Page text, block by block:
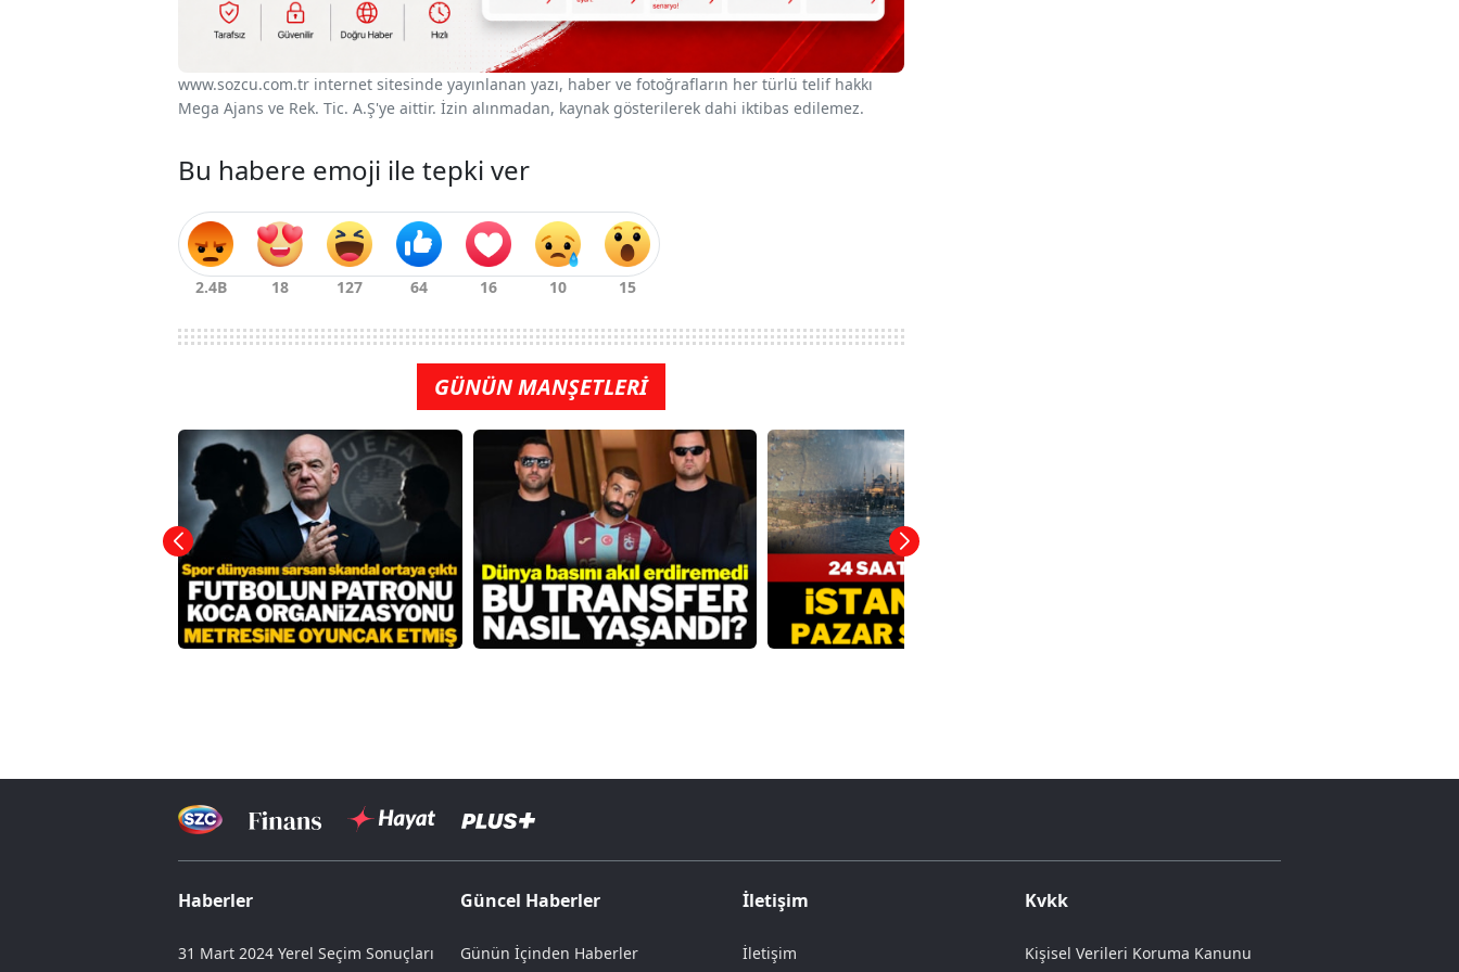
www.sozcu.com.tr internet sitesinde yayınlanan yazı, haber ve fotoğrafların her türlü telif hakkı
Mega Ajans ve Rek. Tic. A.Ş'ye aittir. İzin alınmadan, kaynak gösterilerek dahi iktibas edilemez.
Bu habere emoji ile tepki ver
GÜNÜN MANŞETLERİ
Haberler
31 Mart 2024 Yerel Seçim Sonuçları
Güncel Haberler
Günün İçinden Haberler
İletişim
İletişim
Kvkk
Kişisel Verileri Koruma Kanunu